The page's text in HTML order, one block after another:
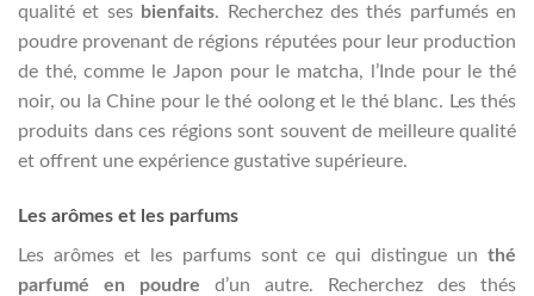
qualité et ses bienfaits. Recherchez des thés parfumés en
poudre provenant de régions réputées pour leur production
de thé, comme le Japon pour le matcha, l’Inde pour le thé
noir, ou la Chine pour le thé oolong et le thé blanc. Les thés
produits dans ces régions sont souvent de meilleure qualité
et offrent une expérience gustative supérieure.
Les arômes et les parfums
Les arômes et les parfums sont ce qui distingue un thé
parfumé en poudre d’un autre. Recherchez des thés